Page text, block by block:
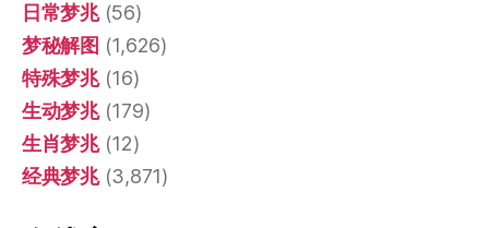
日常梦兆(56)
梦秘解图 (1,626)
特殊梦兆(16)
生动梦兆(179)
生肖梦兆(12)
经典梦兆(3,871)